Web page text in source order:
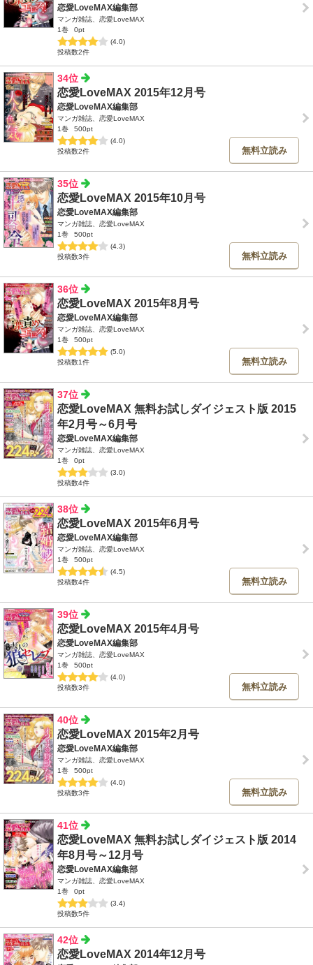
恋愛LoveMAX編集部
マンガ雑誌、恋愛LoveMAX
1巻
0pt
(4.0)
投稿数2件
34位
恋愛LoveMAX 2015年12月号
恋愛LoveMAX編集部
マンガ雑誌、恋愛LoveMAX
1巻
500pt
(4.0)
投稿数2件
無料立読み
35位
恋愛LoveMAX 2015年10月号
恋愛LoveMAX編集部
マンガ雑誌、恋愛LoveMAX
1巻
500pt
(4.3)
投稿数3件
無料立読み
36位
恋愛LoveMAX 2015年8月号
恋愛LoveMAX編集部
マンガ雑誌、恋愛LoveMAX
1巻
500pt
(5.0)
投稿数1件
無料立読み
37位
恋愛LoveMAX 無料お試しダイジェスト版 2015
年2月号～6月号
恋愛LoveMAX編集部
マンガ雑誌、恋愛LoveMAX
1巻
0pt
(3.0)
投稿数4件
38位
恋愛LoveMAX 2015年6月号
恋愛LoveMAX編集部
マンガ雑誌、恋愛LoveMAX
1巻
500pt
(4.5)
投稿数4件
無料立読み
39位
恋愛LoveMAX 2015年4月号
恋愛LoveMAX編集部
マンガ雑誌、恋愛LoveMAX
1巻
500pt
(4.0)
投稿数3件
無料立読み
40位
恋愛LoveMAX 2015年2月号
恋愛LoveMAX編集部
マンガ雑誌、恋愛LoveMAX
1巻
500pt
(4.0)
投稿数3件
無料立読み
41位
恋愛LoveMAX 無料お試しダイジェスト版 2014
年8月号～12月号
恋愛LoveMAX編集部
マンガ雑誌、恋愛LoveMAX
1巻
0pt
(3.4)
投稿数5件
42位
恋愛LoveMAX 2014年12月号